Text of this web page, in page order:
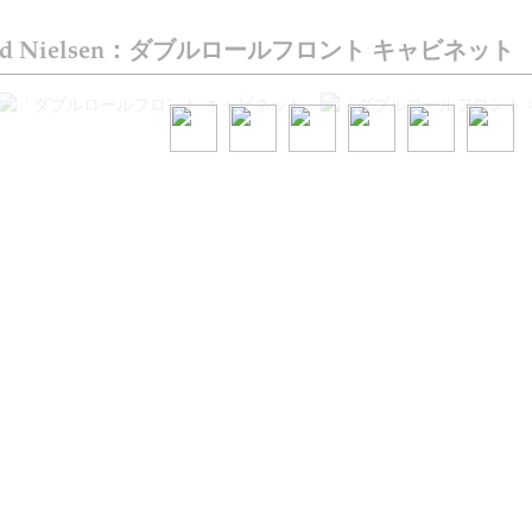
：ダブルロールフロント キャビネット